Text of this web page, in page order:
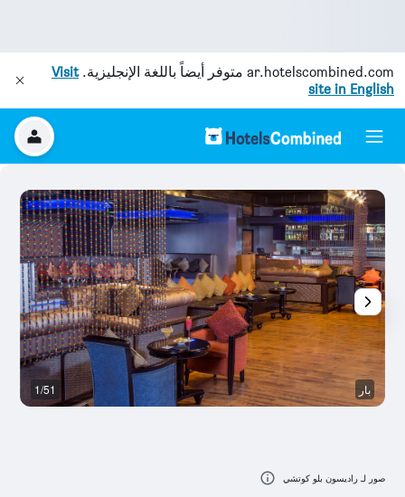
ar.hotelscombined.com متوفر أيضاً باللغة الإنجليزية.Visit
site in English
بار 1/51
صور لـ راديسون بلو كوتشي